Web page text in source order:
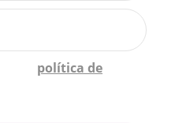
política de